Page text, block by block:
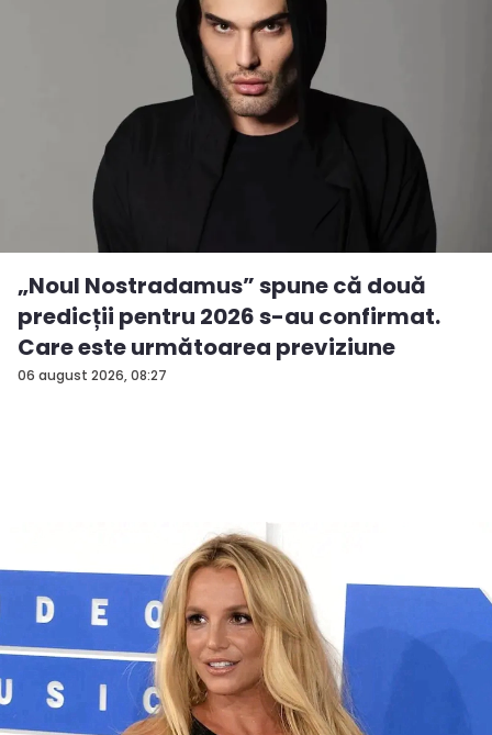
06 august 2026, 08:27
„Noul Nostradamus” spune că două
predicții pentru 2026 s-au confirmat.
Care este următoarea previziune